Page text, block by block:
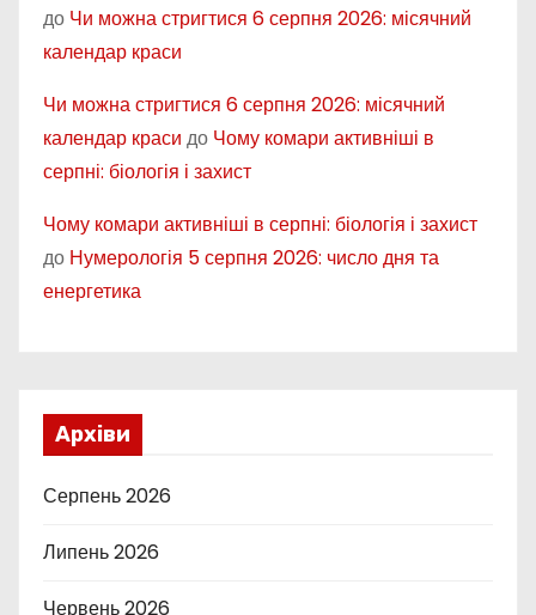
до Чи можна стригтися 6 серпня 2026: місячний
календар краси
Чи можна стригтися 6 серпня 2026: місячний
календар краси до Чому комари активніші в
серпні: біологія і захист
Чому комари активніші в серпні: біологія і захист
до Нумерологія 5 серпня 2026: число дня та
енергетика
Архіви
Серпень 2026
Липень 2026
Червень 2026